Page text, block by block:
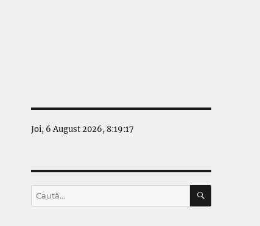
Joi, 6 August 2026, 8:19:17
Caută
după:
CĂUTARE